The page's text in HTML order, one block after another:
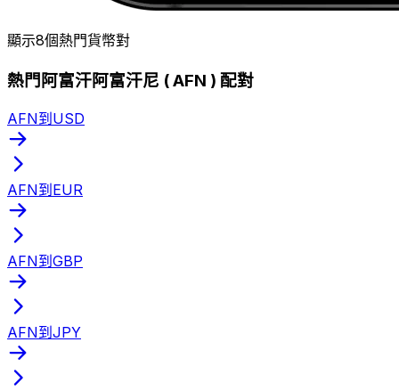
顯示8個熱門貨幣對
熱門阿富汗阿富汗尼 ( AFN ) 配對
AFN到USD
AFN到EUR
AFN到GBP
AFN到JPY